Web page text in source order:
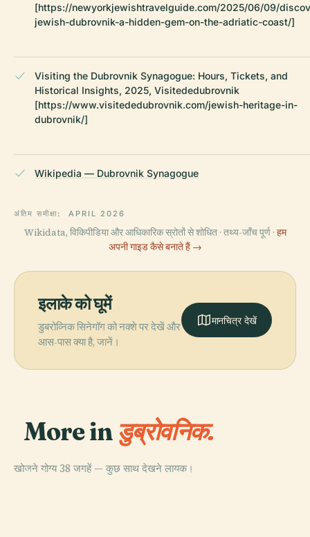
[https://newyorkjewishtravelguide.com/2025/06/09/
jewish-dubrovnik-a-hidden-gem-on-the-adriatic-coast/]
Visiting the Dubrovnik Synagogue: Hours, Tickets, and
Historical Insights, 2025, Visitededubrovnik
[https://www.visitededubrovnik.com/jewish-heritage-in-
dubrovnik/]
Wikipedia — Dubrovnik Synagogue
अंतिम समीक्षा: APRIL 2026
Wikidata, विकिपीडिया और आधिकारिक स्रोतों से शोधित · तथ्य-जाँच पूर्ण · हम
अपनी गाइड कैसे बनाते हैं →
इलाके को घूमें
डुबरोव्निक सिनेगॉग को नक्शे पर देखें और
आस-पास क्या है, जानें।
मानचित्र देखें
More in डुब्रोवनिक.
खोजने योग्य 38 जगहें — कुछ साथ देखने लायक।
PLACE PLACE
PLACE